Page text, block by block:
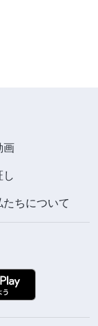
画
し
たちについて